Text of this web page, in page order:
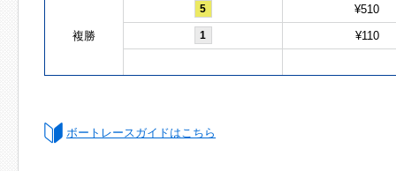
複勝
5 ¥510
1 ¥110
ボートレースガイドはこちら